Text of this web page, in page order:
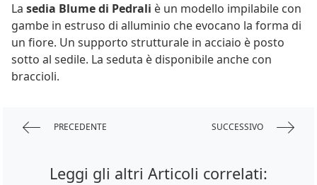
La sedia Blume di Pedrali è un modello impilabile con
gambe in estruso di alluminio che evocano la forma di
un fiore. Un supporto strutturale in acciaio è posto
sotto al sedile. La seduta è disponibile anche con
braccioli.
PRECEDENTE SUCCESSIVO
Leggi gli altri Articoli correlati: